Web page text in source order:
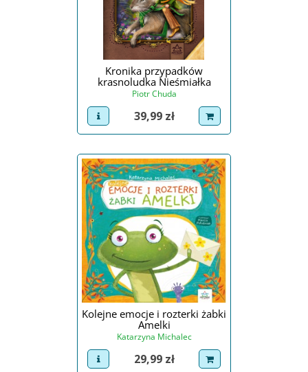
Kronika przypadków
krasnoludka Nieśmiałka
Piotr Chuda
view product
Cena
39,99 zł dodaj do koszyka
Kolejne emocje i rozterki żabki
Amelki
Katarzyna Michalec
view product
Cena
29,99 zł dodaj do koszyka